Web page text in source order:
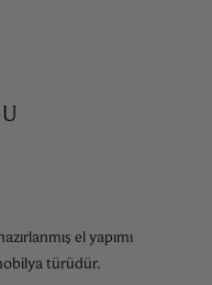
el yapımı
türüdür.